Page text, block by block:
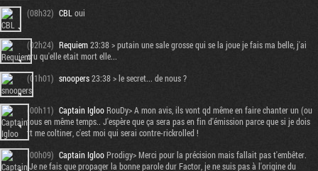
(08h32) CBL oui
(02h24) Requiem23:38 > putain une sale grosse qui se la joue je fais ma belle, j'ai
cru qu'elle etait mort elle...
(01h01) snoopers23:38 > le secret... de nous ?
(00h11) Captain IglooRouDy> A mon avis, ils vont qd même en faire chanter un (ou
tous en même temps.. J'espère que ça sera pas en fin d'émission parce que si je dois
tt me coltiner, c'est moi qui serai contre-rickrolled !
(00h09) Captain IglooProdigy> Merci pour la précision mais fallait pas t'embêter.
jJe ne fais que propager la bonne parole dur Factor, je ne suis pas à l'origine du